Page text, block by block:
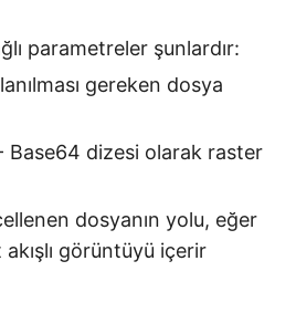
parametreler şunlardır:
gereken dosya
Base64 dizesi olarak raster
dosyanın yolu, eğer
akışlı görüntüyü içerir